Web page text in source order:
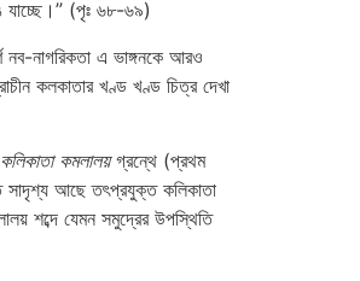
যাচ্ছে।” (পৃঃ ৬৮-৬৯)
নব-নাগরিকতা এ ভাঙ্গনকে আরও
কলকাতার খণ্ড খণ্ড চিত্র দেখা
কলিকাতা কমলালয়গ্রন্থে (প্রথম
সাদৃশ্য আছে তৎপ্রযুক্ত কলিকাতা
শব্দে যেমন সমুদ্রের উপস্থিতি